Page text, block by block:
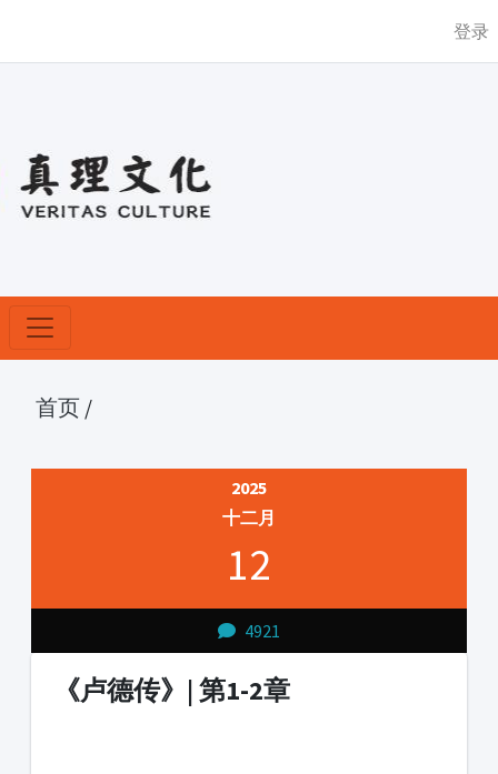
登录
首页 /
2025
十二月
12
4921
《卢德传》| 第1-2章